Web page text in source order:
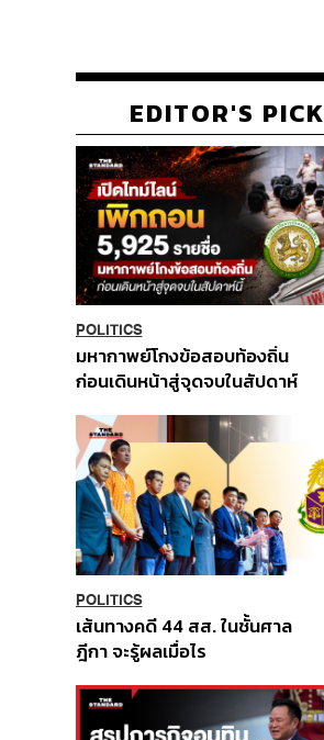
EDITOR'S PICK
POLITICS
มหากาพย์โกงข้อสอบท้องถิ่น
ก่อนเดินหน้าสู่จุดจบในสัปดาห์
POLITICS
เส้นทางคดี 44 สส. ในชั้นศาล
ฎีกา จะรู้ผลเมื่อไร